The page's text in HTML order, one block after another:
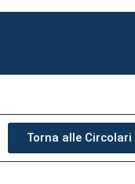
Torna alle